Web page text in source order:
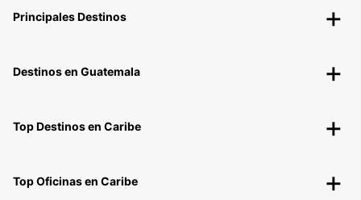
Principales Destinos
Destinos en Guatemala
Top Destinos en Caribe
Top Oficinas en Caribe